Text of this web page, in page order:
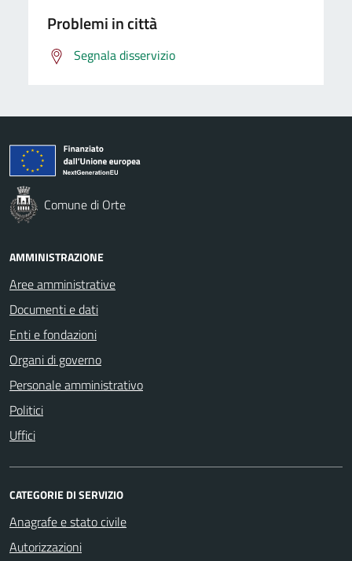
Problemi in città
Segnala disservizio
Comune di Orte
AMMINISTRAZIONE
Aree amministrative
Documenti e dati
Enti e fondazioni
Organi di governo
Personale amministrativo
Politici
Uffici
CATEGORIE DI SERVIZIO
Anagrafe e stato civile
Autorizzazioni